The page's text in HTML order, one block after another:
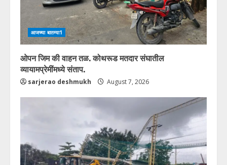
आजच्या बातम्या1
ओपन जिम की वाहन तळ. कोथरूड मतदार संघातील
व्यायामप्रेमींमध्ये संताप.
sarjerao deshmukh August 7, 2026